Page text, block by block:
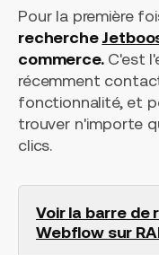
Pour la première
recherche
commerce.C'est
récemment
fonctionnalité, et
trouver n'importe
clics.
Voir la barre
Webflow sur